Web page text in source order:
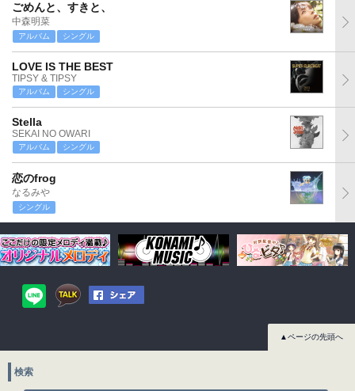
ごめんと、すきと、
中森明菜
アルバム シングル
LOVE IS THE BEST
TIPSY & TIPSY
アルバム シングル
Stella
SEKAI NO OWARI
アルバム シングル
恋のfrog
なるみや
シングル
▲ページの先頭へ
検索